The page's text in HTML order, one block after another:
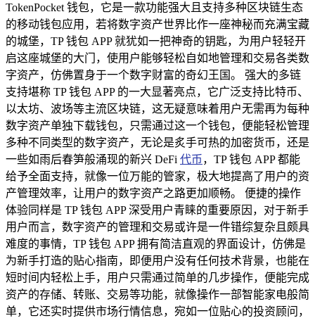
TokenPocket 钱包，它是一款功能强大且支持多种区块链生态
的移动钱包应用，若将数字资产世界比作一座神秘而充满宝藏
的城堡，TP 钱包 APP 就犹如一把神奇的钥匙，为用户轻轻开
启这座城堡的大门，使用户能够轻松自如地管理和交易各类数
字资产，仿佛置身于一个数字财富的奇幻王国。 强大的多链
支持堪称 TP 钱包 APP 的一大显著亮点，它广泛支持比特币、
以太坊、波场等主流区块链，这无疑意味着用户无需再为每种
数字资产单独下载钱包，只需通过这一个钱包，便能轻松管理
多种不同类型的数字资产，无论是炙手可热的加密货币，还是
一些如雨后春笋般涌现的新兴 DeFi 代币 ，TP 钱包 APP 都能
给予全面支持，就像一位万能的管家，极大地提高了用户的资
产管理效率，让用户的数字资产之路更加顺畅。 便捷的操作
体验同样是 TP 钱包 APP 深受用户青睐的重要原因，对于新手
用户而言，数字资产的管理和交易或许是一件错综复杂且颇具
难度的事情，TP 钱包 APP 拥有简洁直观的界面设计，仿佛是
为新手打造的贴心指南，即便用户没有任何技术背景，也能在
短时间内轻松上手，用户只需通过简单的几步操作，便能完成
资产的存储、转账、交易等功能，就像操作一部智能家电般简
单，它还实时提供市场行情信息，宛如一位贴心的投资顾问，